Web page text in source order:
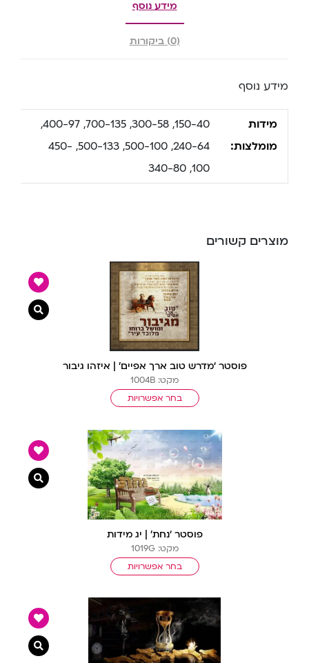
מידע נוסף
(0) ביקורות
מידע נוסף
מידות
מומלצות:
150-40, 300-58, 700-135, 400-97,
240-64, 500-100, 500-133, 450-
100, 340-80
מוצרים קשורים
פוסטר ‘מדרש טוב ארך אפיים’ | איזהו גיבור
מקט: 1004B
בחר אפשרויות
צפייה
פוסטר ‘נחת’ | יג מידות
מקט: 1019G
בחר אפשרויות
צפייה
צפייה